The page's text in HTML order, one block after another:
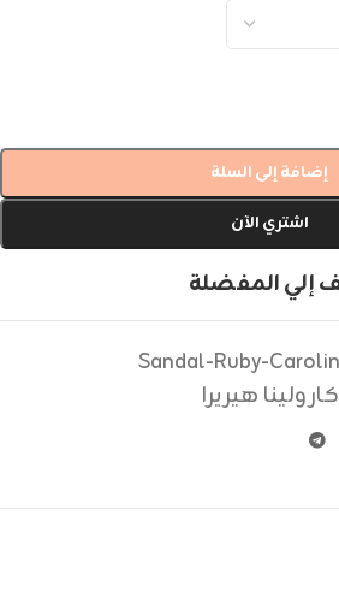
إضافة إلى السلة
اشتري الآن
إلي المفضلة
Sandal-Ruby-
كارولينا هيريرا